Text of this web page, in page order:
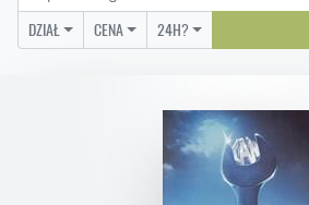
DZIAŁ CENA 24H?